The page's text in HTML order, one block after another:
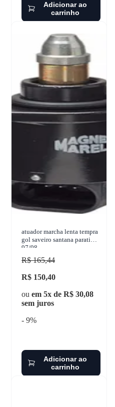
Adicionar ao
carrinho
atuador marcha lenta tempra
gol saveiro santana parati
97/98
R$ 165,44
R$ 150,40
ou em 5x de R$ 30,08
sem juros
- 9%
Adicionar ao
carrinho